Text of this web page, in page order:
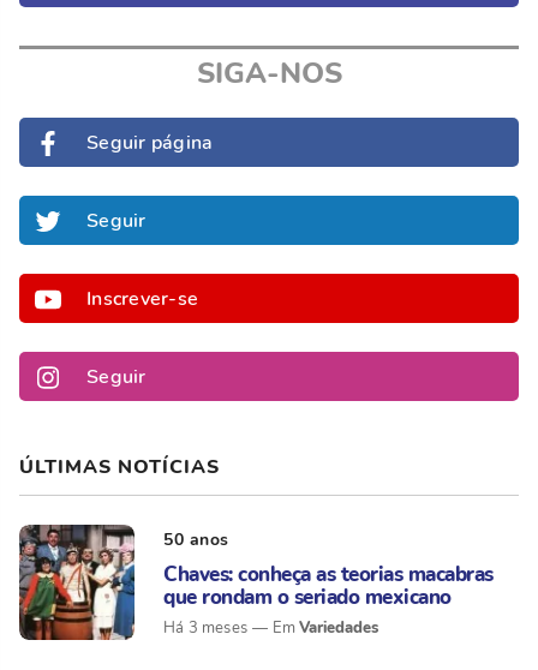
SIGA-NOS
Seguir página
Seguir
Inscrever-se
Seguir
ÚLTIMAS NOTÍCIAS
50 anos
Chaves: conheça as teorias macabras
que rondam o seriado mexicano
Há 3 meses Variedades